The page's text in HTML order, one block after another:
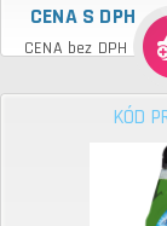
CENA S DPH
CENA bez DPH
KÓD